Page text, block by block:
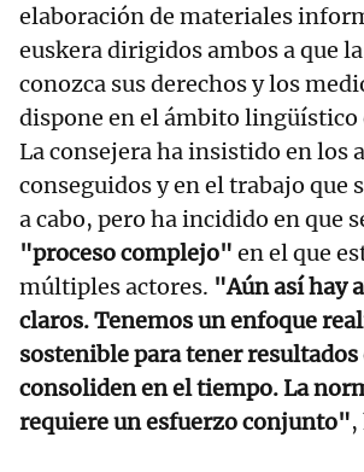
elaboración de materiales
euskera dirigidos ambos a que
conozca sus derechos y los
dispone en el ámbito lingüístico
La consejera ha insistido en los
conseguidos y en el trabajo que
a cabo, pero ha incidido en que
"proceso complejo" en el que
múltiples actores. "Aún así hay
claros. Tenemos un enfoque
sostenible para tener resultados
consoliden en el tiempo. La
requiere un esfuerzo conjunto"